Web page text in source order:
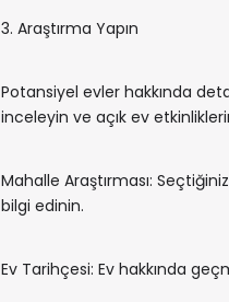
3. Araştırma Yapın
Potansiyel evler hakkında
inceleyin ve açık ev
Mahalle Araştırması:
bilgi edinin.
Ev Tarihçesi: Ev hakkında